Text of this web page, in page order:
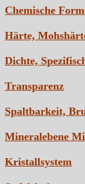
Chemische
Härte,
Dichte,
Transparenz
Spaltbarkeit,
Mineralebene
Kristallsystem